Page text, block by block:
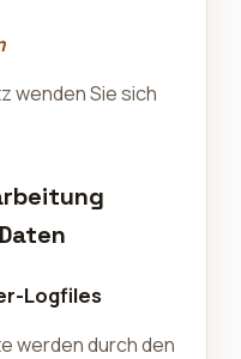
wenden Sie sich
Logfiles
werden durch den